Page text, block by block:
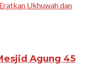
Agung 45